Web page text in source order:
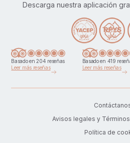
Descarga nuestra aplicación
Basado en 204 reseñas
Leer más reseñas
Basado en 419
Leer más reseñas
Avisos legales y
Política de